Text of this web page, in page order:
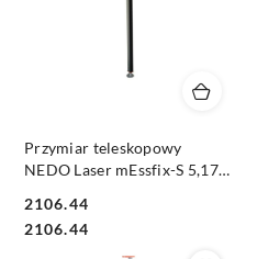
Przymiar teleskopowy
NEDO Laser mEssfix-S 5,17
Cena:
2106.44
Cena:
2106.44